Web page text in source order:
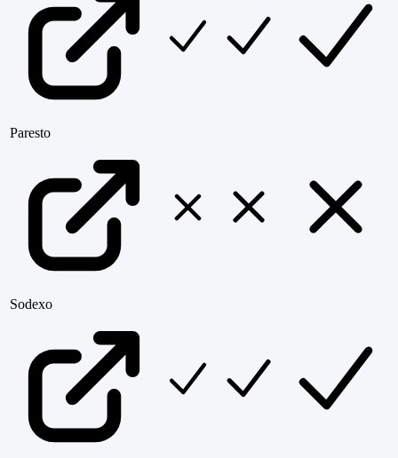
Paresto
Sodexo